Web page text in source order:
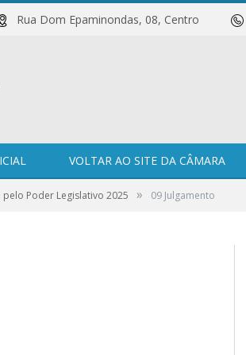
Rua Dom Epaminondas, 08, Centro
VOLTAR AO SITE DA CÂMARA
Poder Legislativo 2025 » 09 Julgamento